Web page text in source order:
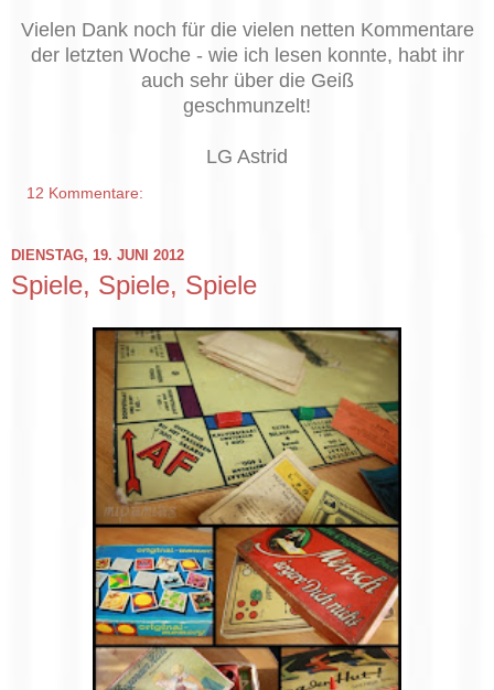
Vielen Dank noch für die vielen netten Kommentare
der letzten Woche - wie ich lesen konnte, habt ihr
auch sehr über die Geiß
geschmunzelt!
LG Astrid
12 Kommentare:
DIENSTAG, 19. JUNI 2012
Spiele, Spiele, Spiele